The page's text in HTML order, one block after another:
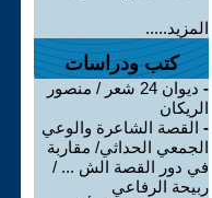
المزيد.....
كتب ودراسات
-
ديوان 24 شعر / منصور
الريكان
- القصة الشاعرة والوعي
الجمعي الحداثي/ مقاربة
في دور القصة الش ... /
ربيحة الرفاعي